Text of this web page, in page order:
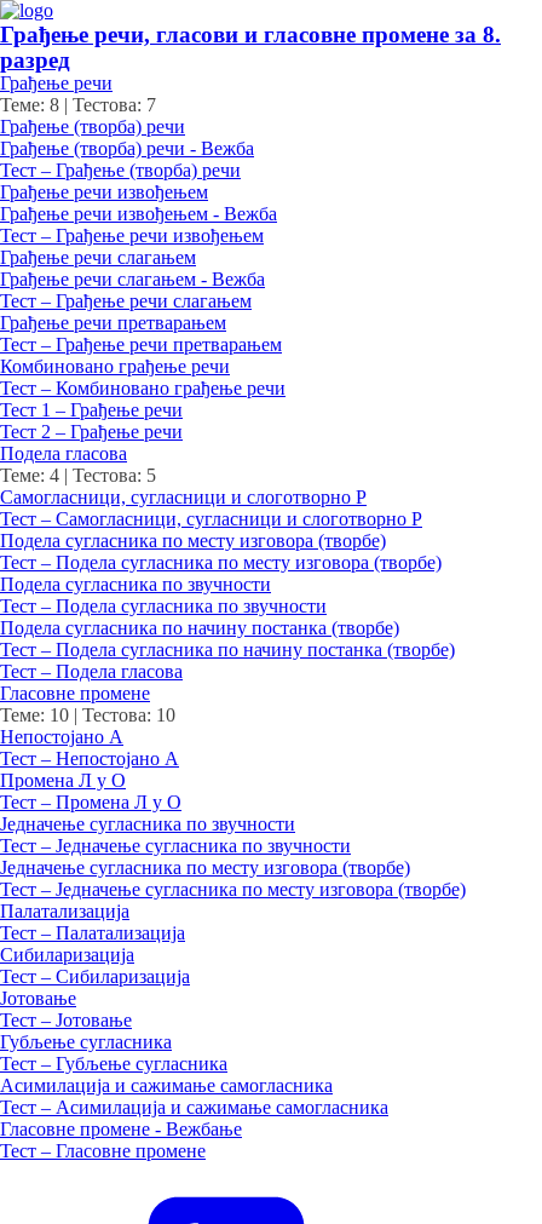
Грађење речи, гласови и гласовне промене за 8.
разред
Грађење речи
Теме: 8 | Тестова: 7
Грађење (творба) речи
Грађење (творба) речи - Вежба
Тест – Грађење (творба) речи
Грађење речи извођењем
Грађење речи извођењем - Вежба
Тест – Грађење речи извођењем
Грађење речи слагањем
Грађење речи слагањем - Вежба
Тест – Грађење речи слагањем
Грађење речи претварањем
Тест – Грађење речи претварањем
Комбиновано грађење речи
Тест – Комбиновано грађење речи
Тест 1 – Грађење речи
Тест 2 – Грађење речи
Подела гласова
Теме: 4 | Тестова: 5
Самогласници, сугласници и слоготворно Р
Тест – Самогласници, сугласници и слоготворно Р
Подела сугласника по месту изговора (творбе)
Тест – Подела сугласника по месту изговора (творбе)
Подела сугласника по звучности
Тест – Подела сугласника по звучности
Подела сугласника по начину постанка (творбе)
Тест – Подела сугласника по начину постанка (творбе)
Тест – Подела гласова
Гласовне промене
Теме: 10 | Тестова: 10
Непостојано А
Тест – Непостојано А
Промена Л у О
Тест – Промена Л у О
Једначење сугласника по звучности
Тест – Једначење сугласника по звучности
Једначење сугласника по месту изговора (творбе)
Тест – Једначење сугласника по месту изговора (творбе)
Палатализација
Тест – Палатализација
Сибиларизација
Тест – Сибиларизација
Јотовање
Тест – Јотовање
Губљење сугласника
Тест – Губљење сугласника
Асимилација и сажимање самогласника
Тест – Асимилација и сажимање самогласника
Гласовне промене - Вежбање
Тест – Гласовне промене